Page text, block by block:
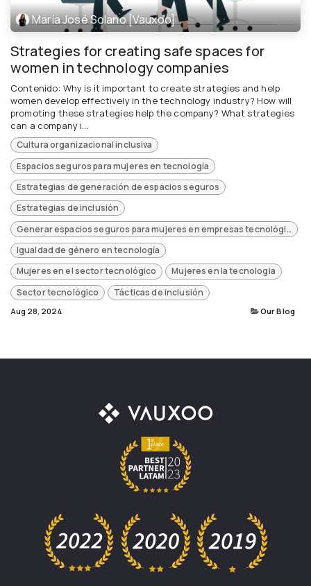
María José Solano [Vauxoo]
Strategies for creating safe spaces for
women in technology companies
Contenido: Why is it important to create strategies and help
women develop effectively in the technology industry? How will
promoting these strategies help the company? What strategies
can a company i...
Cultura organizacional inclusiva
Espacios seguros para mujeres en tecnología
Estrategias de generación de espacios seguros
Estrategias de inclusión
Generar espacios seguros para mujeres en empresas tecnológicas
Igualdad de género en tecnología
Mujeres en el sector tecnológico
Mujeres en la tecnologia
Sector tecnológico
Tácticas de inclusión
Aug 28, 2024 Our Blog